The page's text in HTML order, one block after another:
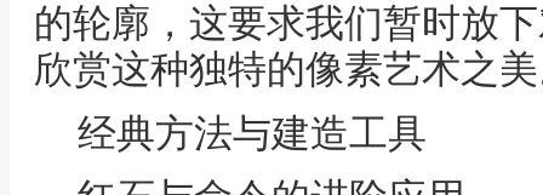
的轮廓，这要求我们暂时放
欣赏这种独特的像素艺术之
经典方法与建造工具